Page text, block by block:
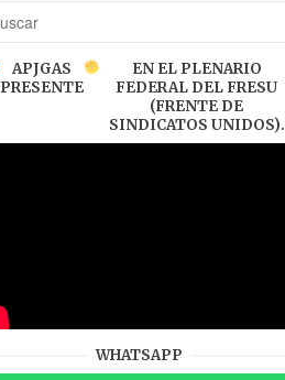
APJGAS
PRESENTE
EN EL PLENARIO
FEDERAL DEL FRESU
(FRENTE DE
SINDICATOS UNIDOS).
WHATSAPP